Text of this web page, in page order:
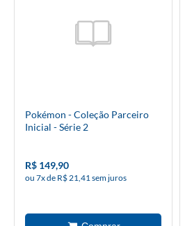
Pokémon - Coleção Parceiro
Inicial - Série 2
R$ 149,90
ou 7x de R$ 21,41 sem juros